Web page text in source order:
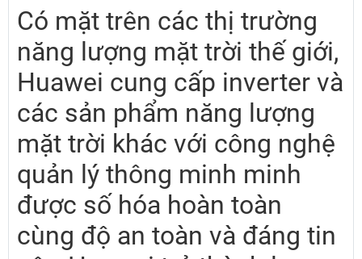
Có mặt trên các thị trường
năng lượng mặt trời thế giới,
Huawei cung cấp inverter và
các sản phẩm năng lượng
mặt trời khác với công nghệ
quản lý thông minh minh
được số hóa hoàn toàn
cùng độ an toàn và đáng tin